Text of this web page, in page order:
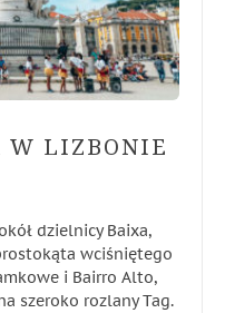
W LIZBONIE
dzielnicy Baixa,
wciśniętego
i Bairro Alto,
szeroko rozlany Tag.